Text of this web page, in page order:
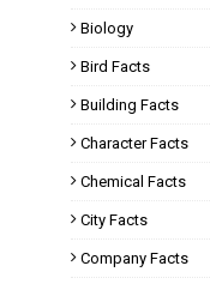
Biology
Bird Facts
Building Facts
Character Facts
Chemical Facts
City Facts
Company Facts